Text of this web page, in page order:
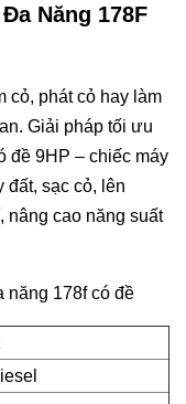
Năng 178F
cỏ, phát cỏ hay làm
Giải pháp tối ưu
đề 9HP – chiếc máy
đất, sạc cỏ, lên
nâng cao năng suất
năng 178f có đề